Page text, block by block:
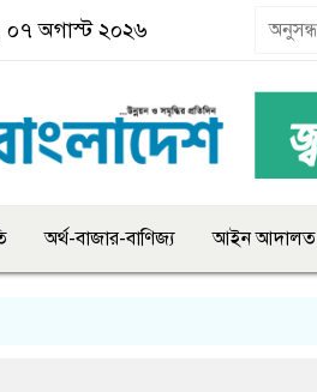
০৭ অগাস্ট ২০২৬
অর্থ-বাজার-বাণিজ্য আইন আদালত